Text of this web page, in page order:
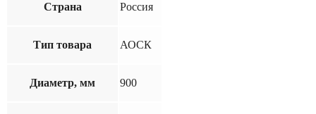
Страна Россия
Тип товара АОСК
Диаметр, мм 900